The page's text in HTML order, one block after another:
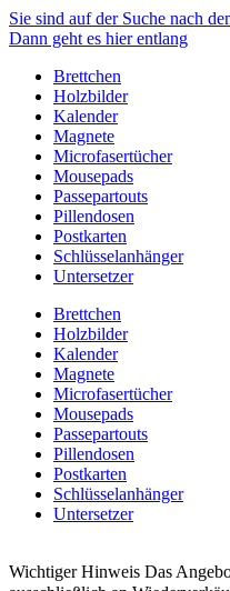
Zum
Inhalt
Sie sind auf der Suche nach
Dann geht es hier entlang
Brettchen
Holzbilder
Kalender
Magnete
Microfasertücher
Mousepads
Passepartouts
Pillendosen
Postkarten
Schlüsselanhänger
Untersetzer
Brettchen
Holzbilder
Kalender
Magnete
Microfasertücher
Mousepads
Passepartouts
Pillendosen
Postkarten
Schlüsselanhänger
Untersetzer
Wichtiger Hinweis Das